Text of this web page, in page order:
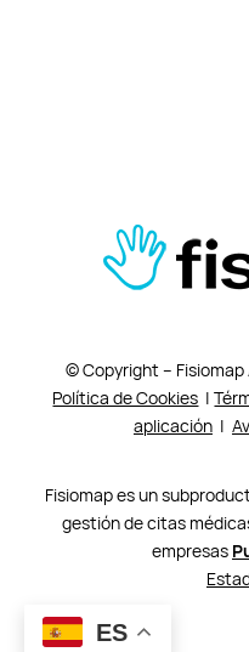
© Copyright – Fisiomap
Política de Cookies |
aplicación|
Fisiomap es un
gestión de citas
empresas
ES